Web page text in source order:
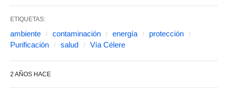
ETIQUETAS:
ambiente contaminación energía
protección
Purificación
salud Vía Célere
2 AÑOS HACE